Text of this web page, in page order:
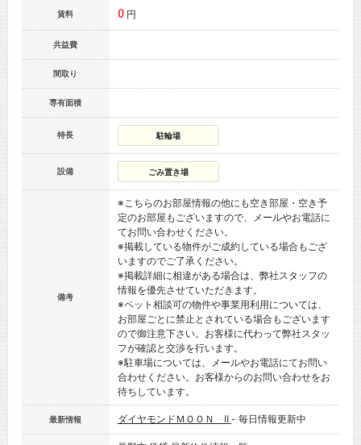
賃料 0 円
共益費
間取り
専有面積
特長 駐輪場
設備 ごみ置き場
備考
※こちらのお部屋情報の他にも空き部屋・空き予
定のお部屋もございますので、メールやお電話に
てお問い合わせください。
※掲載している物件がご成約している場合もござ
いますのでご了承ください。
※掲載詳細に相違がある場合は、弊社スタッフの
情報を優先させていただきます。
※ペット相談可の物件や事業用利用については、
お部屋ごとに禁止とされている場合もございます
ので御注意下さい。お客様に代わって弊社スタッ
フが確認と交渉を行います。
※駐車場については、メールやお電話にてお問い
合わせください。お客様からのお問い合わせをお
待ちしています。
最新情報 ダイヤモンドＭＯＯＮ Ⅱ - 毎日情報更新中